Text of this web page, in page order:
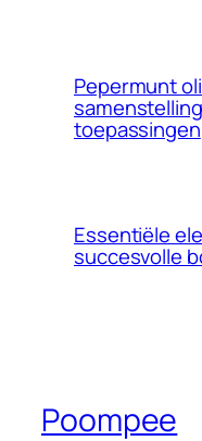
Pepermunt
toepassingen
Essentiële
succesvolle
Poompee